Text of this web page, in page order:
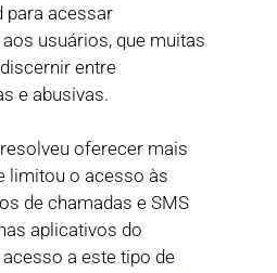
para acessar
usuários, que muitas
entre
e abusivas.
oferecer mais
limitou o acesso às
de chamadas e SMS
aplicativos do
a este tipo de